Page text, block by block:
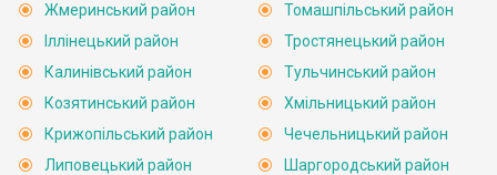
Жмеринський район
Іллінецький район
Калинівський район
Козятинський район
Крижопільський район
Липовецький район
Томашпільський район
Тростянецький район
Тульчинський район
Хмільницький район
Чечельницький район
Шаргородський район